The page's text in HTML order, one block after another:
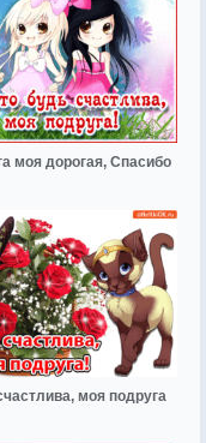
моя дорогая, Спасибо
моя подруга